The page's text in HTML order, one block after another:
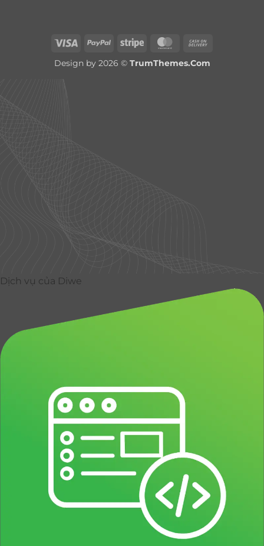
Visa PayPal Stripe MasterCard
Delivery
Design by 2026 © TrumThemes.Com
Dịch vụ của Diwe